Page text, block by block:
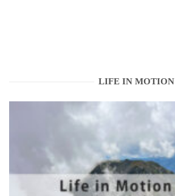
LIFE IN MOTION